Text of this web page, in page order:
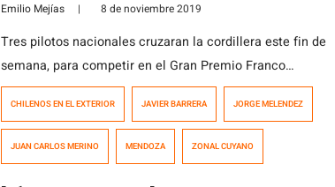
Emilio Mejías | 8 de noviembre 2019
Tres pilotos nacionales cruzaran la cordillera este fin de
semana, para competir en el Gran Premio Franco
Fanizzi, en la ciudad de Mendoza, Argentina.
CHILENOS EN EL EXTERIOR JAVIER BARRERA JORGE MELENDEZ
JUAN CARLOS MERINO MENDOZA ZONAL CUYANO